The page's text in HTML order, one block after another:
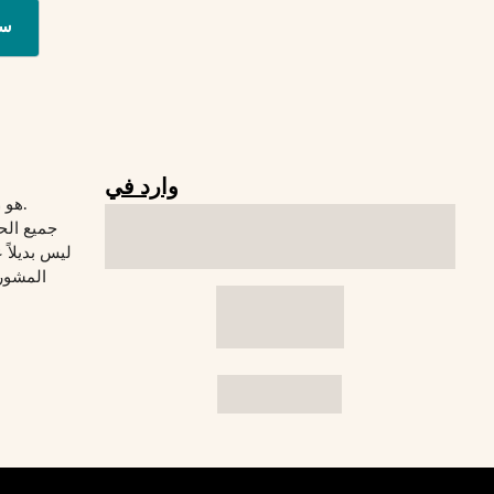
© 2026 Verywelfit هو موقع لياقة بدنية.
جميع
وارد في